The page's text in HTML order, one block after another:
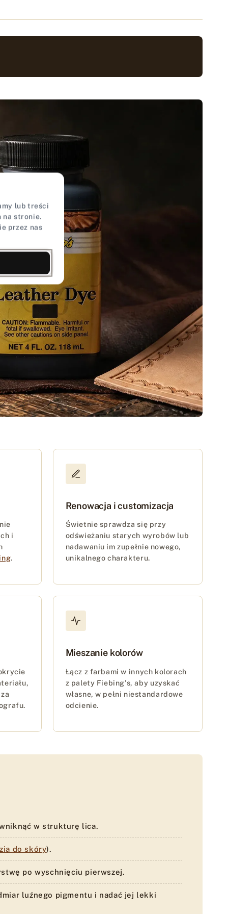
i
.
Renowacja i customizacja
Świetnie sprawdza się przy
odświeżaniu starych wyrobów lub
nadawaniu im zupełnie nowego,
unikalnego charakteru.
Mieszanie kolorów
Łącz z farbami w innych kolorach
z palety Fiebing's, aby uzyskać
własne, w pełni niestandardowe
odcienie.
w strukturę lica.
do skóry).
po wyschnięciu pierwszej.
luźnego pigmentu i nadać jej lekki
lub treści
na stronie.
przez nas